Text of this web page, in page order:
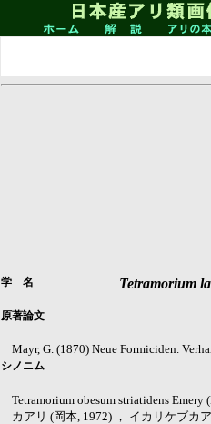
学 名 Tetramorium
原著論文
Mayr, G. (1870) Neue Formiciden.
シノニム
Tetramorium obesum striatidens
カアリ (岡本, 1972) ， イカリケブカ